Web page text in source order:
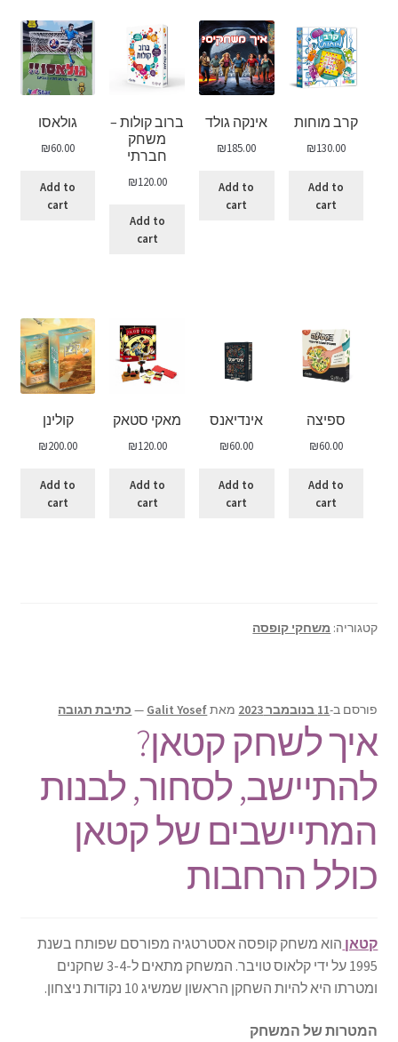
קרב מוחות
₪130.00
Add to
cart
אינקה גולד
₪185.00
Add to
cart
ברוב קולות –
משחק
חברתי
₪120.00
Add to
cart
גולאסו
₪60.00
Add to
cart
ספיצה
₪60.00
Add to
cart
אינדיאנס
₪60.00
Add to
cart
מאקי סטאק
₪120.00
Add to
cart
קולינן
₪200.00
Add to
cart
קטגוריה: משחקי קופסה
פורסם ב-11 בנובמבר 2023 מאתGalit Yosef
— כתיבת תגובה
איך לשחק קטאן?
להתיישב, לסחור, לבנות
המתיישבים של קטאן
כולל הרחבות
קטאן הוא משחק קופסה אסטרטגיה מפורסם שפותח בשנת
1995 על ידי קלאוס טויבר. המשחק מתאים ל-3-4 שחקנים
ומטרתו היא להיות השחקן הראשון שמשיג 10 נקודות ניצחון.
המטרות של המשחק